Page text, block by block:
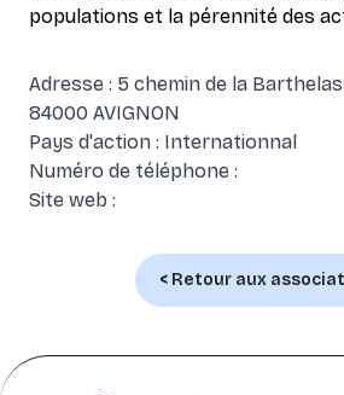
populations et la pérennité des
Adresse : 5 chemin de la
84000 AVIGNON
Pays d'action : Internationnal
Numéro de téléphone :
Site web :
< Retour aux